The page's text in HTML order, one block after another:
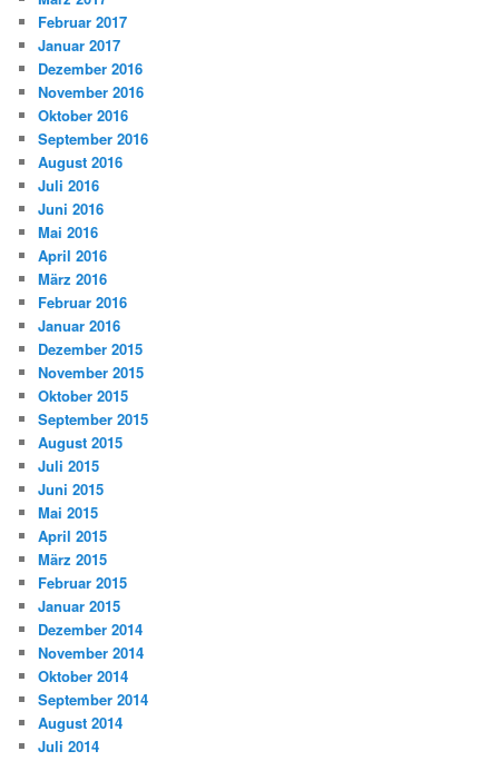
Februar 2017
Januar 2017
Dezember 2016
November 2016
Oktober 2016
September 2016
August 2016
Juli 2016
Juni 2016
Mai 2016
April 2016
März 2016
Februar 2016
Januar 2016
Dezember 2015
November 2015
Oktober 2015
September 2015
August 2015
Juli 2015
Juni 2015
Mai 2015
April 2015
März 2015
Februar 2015
Januar 2015
Dezember 2014
November 2014
Oktober 2014
September 2014
August 2014
Juli 2014